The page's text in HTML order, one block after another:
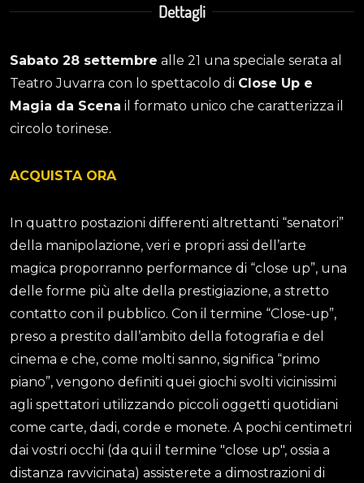
Dettagli
Sabato 28 settembre alle 21 una speciale serata al
Teatro Juvarra con lo spettacolo di Close Up e
Magia da Scena il formato unico che caratterizza il
circolo torinese.
ACQUISTA ORA
In quattro postazioni differenti altrettanti “senatori”
della manipolazione, veri e propri assi dell’arte
magica proporranno performance di “close up”, una
delle forme più alte della prestigiazione, a stretto
contatto con il pubblico. Con il termine “Close-up”,
preso a prestito dall’ambito della fotografia e del
cinema e che, come molti sanno, significa “primo
piano”, vengono definiti quei giochi svolti vicinissimi
agli spettatori utilizzando piccoli oggetti quotidiani
come carte, dadi, corde e monete. A pochi centimetri
dai vostri occhi (da qui il termine "close up", ossia a
distanza ravvicinata) assisterete a dimostrazioni di